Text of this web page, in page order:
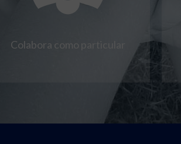
Colabora como particular